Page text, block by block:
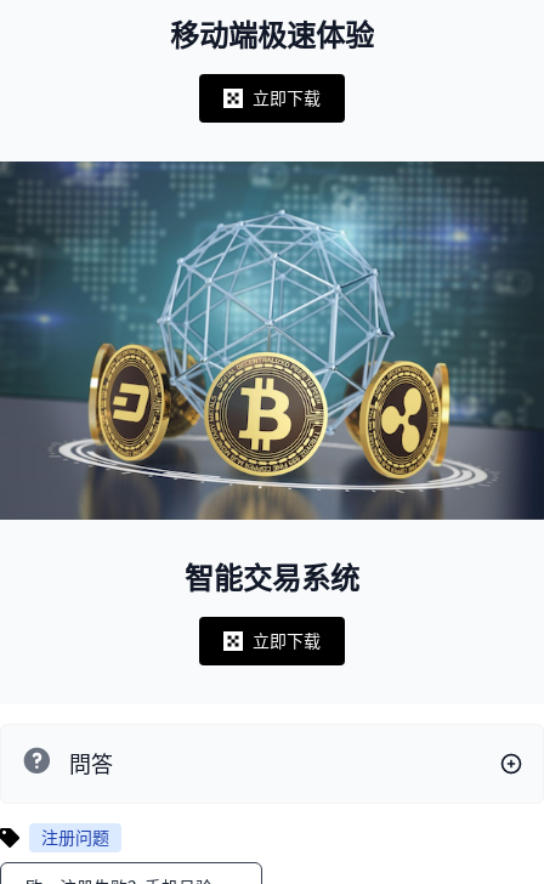
移动端极速体验
Notifications
立即下载
智能交易系统
Notifications
立即下载
問答
注册问题